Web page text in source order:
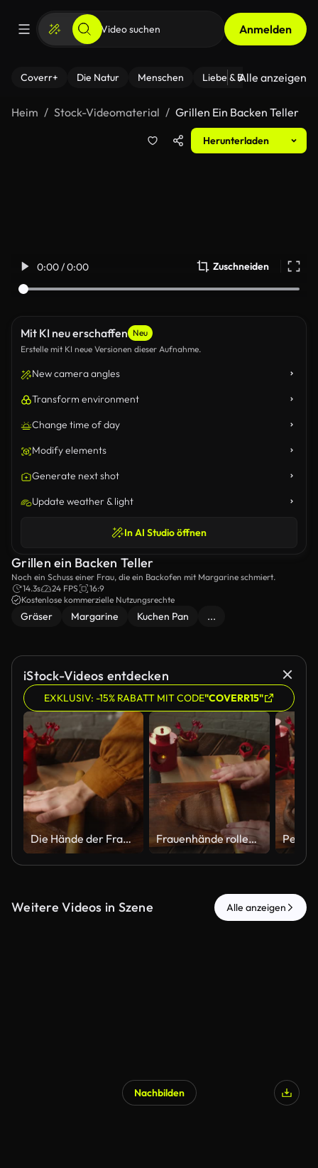
Anmelden
Coverr+ Die Natur Menschen Liebe & Beziehungen
Alle anzeigen
Heim Stock-Videomaterial Grillen Ein Backen Teller
Herunterladen
0:00 / 0:00 Zuschneiden
Mit KI neu erschaffen Neu
Erstelle mit KI neue Versionen dieser Aufnahme.
New camera angles
Transform environment
Change time of day
Modify elements
Generate next shot
Update weather & light
In AI Studio öffnen
Grillen ein Backen Teller
Noch ein Schuss einer Frau, die ein Backofen mit Margarine schmiert.
14.3s
24 FPS
16:9
Kostenlose kommerzielle Nutzungsrechte
Gräser Margarine Kuchen Pan ...
iStock-Videos entdecken
EXKLUSIV: -15% RABATT MIT CODE"COVERR15"
Die Hände der Frauen rollen Schokoladenteig mit dem Nudelholz aus Frauenhände rollen den Teig mit dem Nudelholz aus
Weitere Videos in Szene Alle anzeigen
Nachbilden